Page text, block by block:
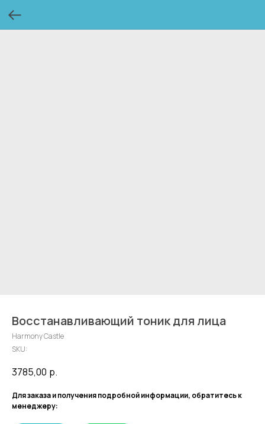
Восстанавливающий тоник для лица
Harmony Castle
SKU:
3785,00 р.
Для заказа и получения подробной информации, обратитесь к
менеджеру: